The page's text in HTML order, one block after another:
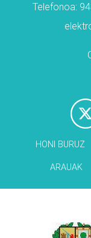
Telefonoa:
HONI BURUZ
ARAUAK